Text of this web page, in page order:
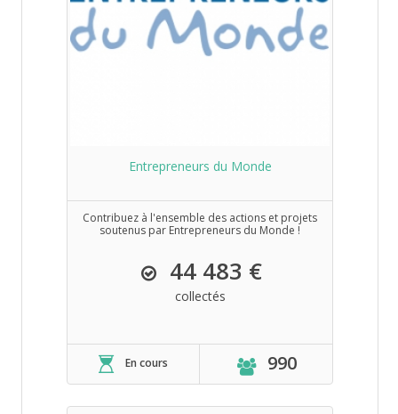
Entrepreneurs du Monde
Contribuez à l'ensemble des actions et projets
soutenus par Entrepreneurs du Monde !
44 483 €
collectés
En cours 990